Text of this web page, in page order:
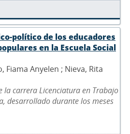
político de los educadores
en la Escuela Social
Anyelen ; Nieva, Rita
la carrera Licenciatura en Trabajo
desarrollado durante los meses